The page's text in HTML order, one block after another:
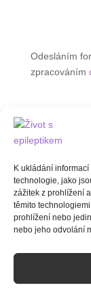
K ukládání
technologie, jako
zážitek z prohlížení
těmito
prohlížení nebo
nebo jeho odvolání
Odesláním
zpracováním